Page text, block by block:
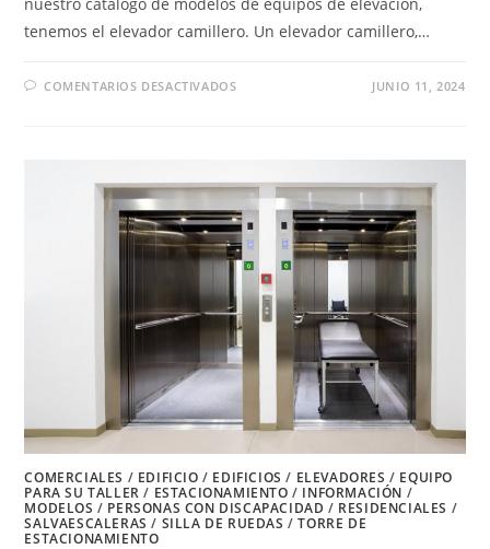
tenemos el elevador camillero. Un elevador camillero,…
COMENTARIOS DESACTIVADOSEN JUNIO 11, 2024
COMERCIALES / EDIFICIO / EDIFICIOS / ELEVADORES / EQUIPO
PARA SU TALLER / ESTACIONAMIENTO / INFORMACIÓN /
MODELOS / PERSONAS CON DISCAPACIDAD / RESIDENCIALES /
SALVAESCALERAS / SILLA DE RUEDAS /TORRE DE
ESTACIONAMIENTO